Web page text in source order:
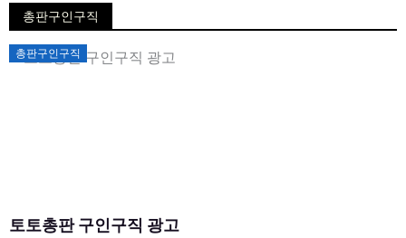
총판구인구직
총판구인구직
토토총판 구인구직 광고
Posted
on